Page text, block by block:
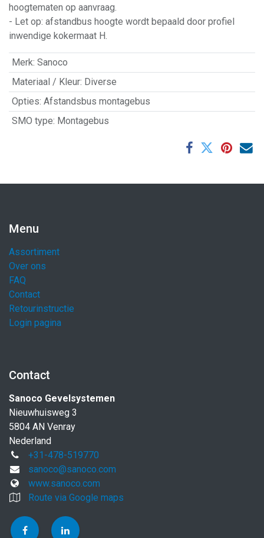
hoogtematen op aanvraag.
- Let op: afstandbus hoogte wordt bepaald door profiel
inwendige kokermaat H.
Merk: Sanoco
Materiaal / Kleur: Diverse
Opties: Afstandsbus montagebus
SMO type: Montagebus
Menu
Assortiment
Over ons
FAQ
Contact
Retourinstructie
Login pagina
Contact
Sanoco Gevelsystemen
Nieuwhuisweg 3
5804 AN Venray
Nederland
+31-478-519770
sanoco@sanoco.com
www.sanoco.com
Route via Google maps